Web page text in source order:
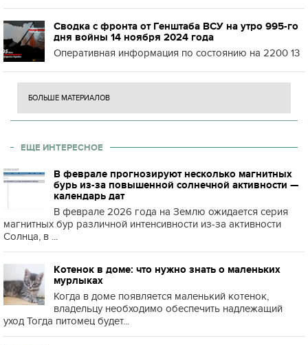
Сводка с фронта от Генштаба ВСУ на утро 995-го
дня войны 14 ноября 2024 года
Оперативная информация по состоянию на 2200 13
БОЛЬШЕ МАТЕРИАЛОВ
ЕЩЕ ИНТЕРЕСНОЕ
В феврале прогнозируют несколько магнитных
бурь из-за повышенной солнечной активности —
календарь дат
В феврале 2026 года на Землю ожидается серия
магнитных бур различной интенсивности из-за активности
Солнца, в ...
Котенок в доме: что нужно знать о маленьких
мурлыках
Когда в доме появляется маленький котенок,
владельцу необходимо обеспечить надлежащий
уход Тогда питомец будет...